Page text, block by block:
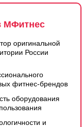
МФитнес
оригинальной
России
фитнес-брендов
оборудования
и